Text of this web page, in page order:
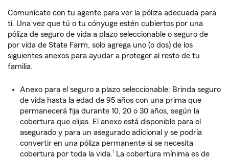
Comunícate con tu agente para ver la póliza adecuada para
ti. Una vez que tú o tu cónyuge estén cubiertos por una
póliza de seguro de vida a plazo seleccionable o seguro de
por vida de State Farm, solo agrega uno (o dos) de los
siguientes anexos para ayudar a proteger al resto de tu
familia.
Anexo para el seguro a plazo seleccionable: Brinda seguro
de vida hasta la edad de 95 años con una prima que
permanecerá fija durante 10, 20 o 30 años, según la
cobertura que elijas. El anexo está disponible para el
asegurado y para un asegurado adicional y se podría
convertir en una póliza permanente si se necesita
cobertura por toda la vida.
Nota de pie de página
1
La cobertura mínima es de